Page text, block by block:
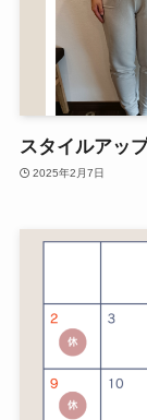
スタイルアッ
2025年2月7日